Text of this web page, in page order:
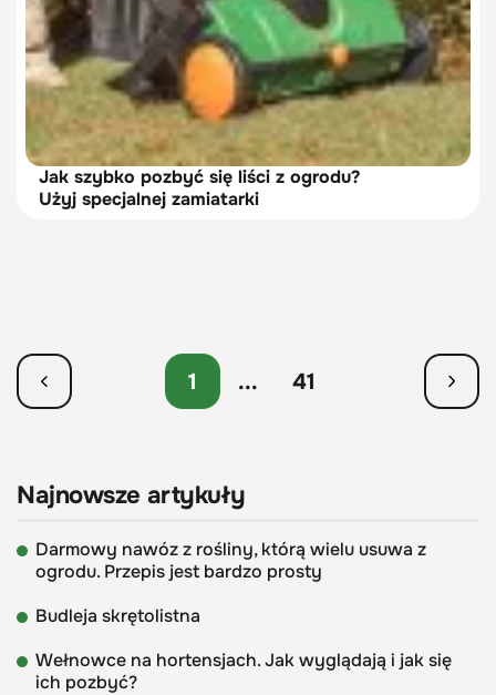
Jak szybko pozbyć się liści z ogrodu?
Użyj specjalnej zamiatarki
1 ... 41
Najnowsze artykuły
Darmowy nawóz z rośliny, którą wielu usuwa z
ogrodu. Przepis jest bardzo prosty
Budleja skrętolistna
Wełnowce na hortensjach. Jak wyglądają i jak się
ich pozbyć?